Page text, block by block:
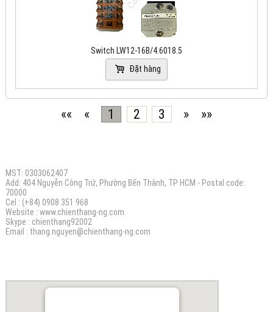
Switch LW12-16B/4.6018.5
Đặt hàng
«« « 1 2 3 » »»
MST: 0303062407
Add: 404 Nguyễn Công Trứ, Phường Bến Thành, TP HCM - Postal code:
70000
Cel : (+84) 0908 351 968
Website : www.chienthang-ng.com
Skype : chienthang92002
Email : thang.nguyen@chienthang-ng.com